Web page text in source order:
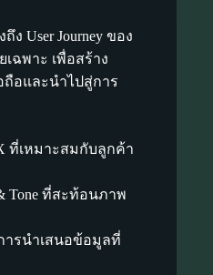
ง User Journey ของ
ฉพาะ เพื่อสร้าง
อและนำไปสู่การ
ที่เหมาะสมกับลูกค้า
Tone ที่สะท้อนภาพ
ารนำเสนอข้อมูลที่